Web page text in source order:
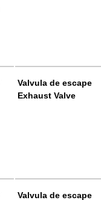
Valvula de escape
Exhaust Valve
Valvula de escape